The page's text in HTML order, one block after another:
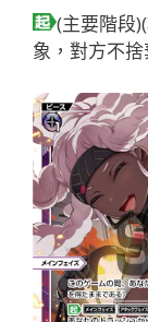
(主要階段
象，對方不